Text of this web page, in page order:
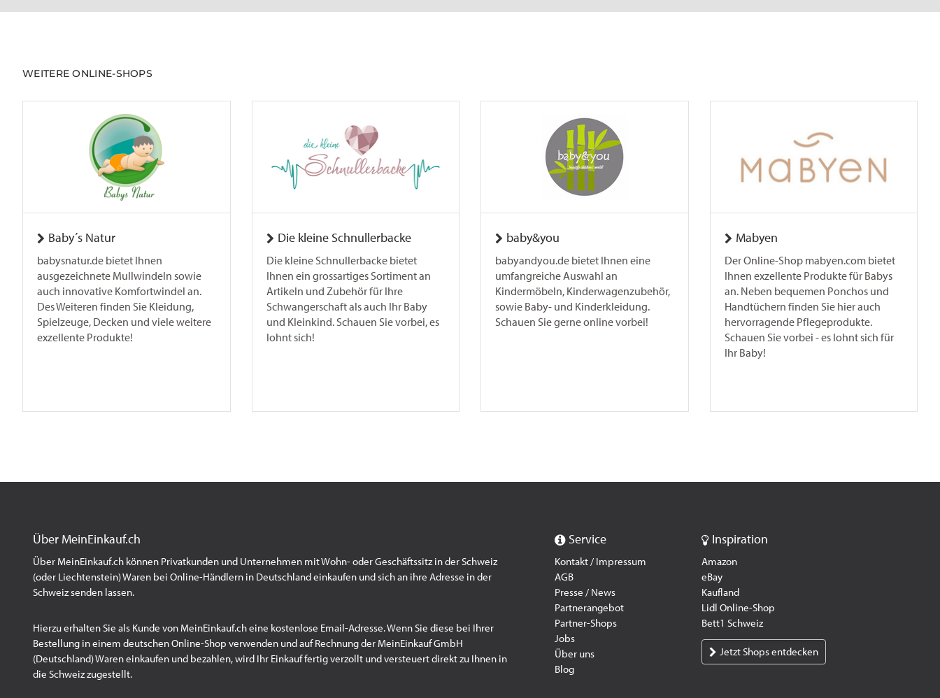
WEITERE ONLINE-SHOPS
Baby´s Natur
babysnatur.de bietet Ihnen
ausgezeichnete Mullwindeln sowie
auch innovative Komfortwindel an.
Des Weiteren finden Sie Kleidung,
Spielzeuge, Decken und viele weitere
exzellente Produkte!
Die kleine Schnullerbacke
Die kleine Schnullerbacke bietet
Ihnen ein grossartiges Sortiment an
Artikeln und Zubehör für Ihre
Schwangerschaft als auch Ihr Baby
und Kleinkind. Schauen Sie vorbei, es
lohnt sich!
baby&you
babyandyou.de bietet Ihnen eine
umfangreiche Auswahl an
Kindermöbeln, Kinderwagenzubehör,
sowie Baby- und Kinderkleidung.
Schauen Sie gerne online vorbei!
Mabyen
Der Online-Shop mabyen.com bietet
Ihnen exzellente Produkte für Babys
an. Neben bequemen Ponchos und
Handtüchern finden Sie hier auch
hervorragende Pflegeprodukte.
Schauen Sie vorbei - es lohnt sich für
Ihr Baby!
Über MeinEinkauf.ch
Über MeinEinkauf.ch können Privatkunden und Unternehmen mit Wohn- oder Geschäftssitz in der Schweiz
(oder Liechtenstein) Waren bei Online-Händlern in Deutschland einkaufen und sich an ihre Adresse in der
Schweiz senden lassen.
Hierzu erhalten Sie als Kunde von MeinEinkauf.ch eine kostenlose Email-Adresse. Wenn Sie diese bei Ihrer
Bestellung in einem deutschen Online-Shop verwenden und auf Rechnung der MeinEinkauf GmbH
(Deutschland) Waren einkaufen und bezahlen, wird Ihr Einkauf fertig verzollt und versteuert direkt zu Ihnen in
die Schweiz zugestellt.
Service
Kontakt / Impressum
AGB
Presse / News
Partnerangebot
Partner-Shops
Jobs
Über uns
Blog
Inspiration
Amazon
eBay
Kaufland
Lidl Online-Shop
Bett1 Schweiz
Jetzt Shops entdecken